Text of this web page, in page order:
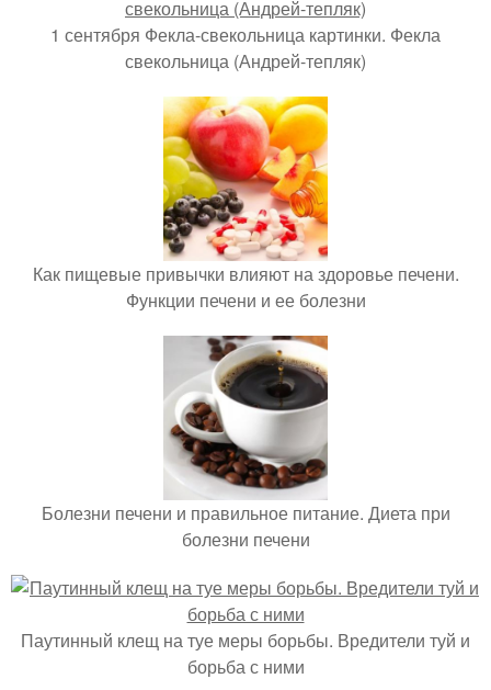
1 сентября Фекла-свекольница картинки. Фекла
свекольница (Андрей-тепляк)
Как пищевые привычки влияют на здоровье печени.
Функции печени и ее болезни
Болезни печени и правильное питание. Диета при
болезни печени
Паутинный клещ на туе меры борьбы. Вредители туй и
борьба с ними